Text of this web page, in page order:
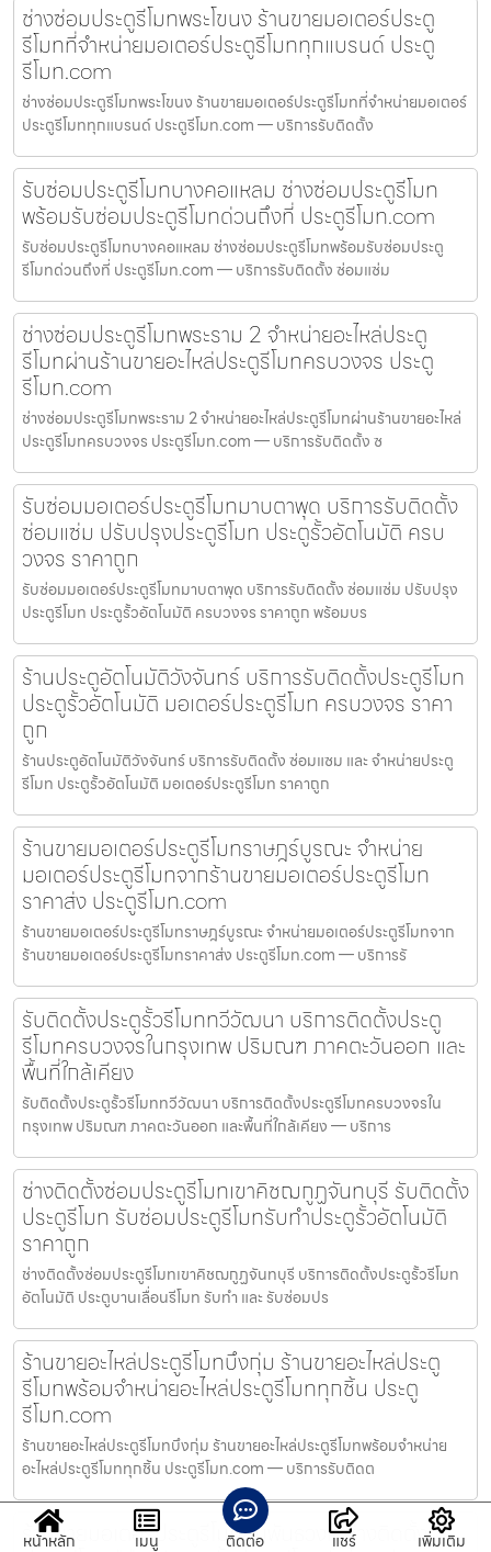
ช่างซ่อมประตูรีโมทพระโขนง ร้านขายมอเตอร์ประตู
รีโมทที่จำหน่ายมอเตอร์ประตูรีโมททุกแบรนด์ ประตู
รีโมท.com
ช่างซ่อมประตูรีโมทพระโขนง ร้านขายมอเตอร์ประตูรีโมทที่จำหน่ายมอเตอร์
ประตูรีโมททุกแบรนด์ ประตูรีโมท.com — บริการรับติดตั้ง
รับซ่อมประตูรีโมทบางคอแหลม ช่างซ่อมประตูรีโมท
พร้อมรับซ่อมประตูรีโมทด่วนถึงที่ ประตูรีโมท.com
รับซ่อมประตูรีโมทบางคอแหลม ช่างซ่อมประตูรีโมทพร้อมรับซ่อมประตู
รีโมทด่วนถึงที่ ประตูรีโมท.com — บริการรับติดตั้ง ซ่อมแซ่ม
ช่างซ่อมประตูรีโมทพระราม 2 จำหน่ายอะไหล่ประตู
รีโมทผ่านร้านขายอะไหล่ประตูรีโมทครบวงจร ประตู
รีโมท.com
ช่างซ่อมประตูรีโมทพระราม 2 จำหน่ายอะไหล่ประตูรีโมทผ่านร้านขายอะไหล่
ประตูรีโมทครบวงจร ประตูรีโมท.com — บริการรับติดตั้ง ซ
รับซ่อมมอเตอร์ประตูรีโมทมาบตาพุด บริการรับติดตั้ง
ซ่อมแซ่ม ปรับปรุงประตูรีโมท ประตูรั้วอัตโนมัติ ครบ
วงจร ราคาถูก
รับซ่อมมอเตอร์ประตูรีโมทมาบตาพุด บริการรับติดตั้ง ซ่อมแซ่ม ปรับปรุง
ประตูรีโมท ประตูรั้วอัตโนมัติ ครบวงจร ราคาถูก พร้อมบร
ร้านประตูอัตโนมัติวังจันทร์ บริการรับติดตั้งประตูรีโมท
ประตูรั้วอัตโนมัติ มอเตอร์ประตูรีโมท ครบวงจร ราคา
ถูก
ร้านประตูอัตโนมัติวังจันทร์ บริการรับติดตั้ง ซ่อมแซม และ จำหน่ายประตู
รีโมท ประตูรั้วอัตโนมัติ มอเตอร์ประตูรีโมท ราคาถูก
ร้านขายมอเตอร์ประตูรีโมทราษฎร์บูรณะ จำหน่าย
มอเตอร์ประตูรีโมทจากร้านขายมอเตอร์ประตูรีโมท
ราคาส่ง ประตูรีโมท.com
ร้านขายมอเตอร์ประตูรีโมทราษฎร์บูรณะ จำหน่ายมอเตอร์ประตูรีโมทจาก
ร้านขายมอเตอร์ประตูรีโมทราคาส่ง ประตูรีโมท.com — บริการรั
รับติดตั้งประตูรั้วรีโมททวีวัฒนา บริการติดตั้งประตู
รีโมทครบวงจรในกรุงเทพ ปริมณฑ ภาคตะวันออก และ
พื้นที่ใกล้เคียง
รับติดตั้งประตูรั้วรีโมททวีวัฒนา บริการติดตั้งประตูรีโมทครบวงจรใน
กรุงเทพ ปริมณฑ ภาคตะวันออก และพื้นที่ใกล้เคียง — บริการ
ช่างติดตั้งซ่อมประตูรีโมทเขาคิชฌกูฏจันทบุรี รับติดตั้ง
ประตูรีโมท รับซ่อมประตูรีโมทรับทำประตูรั้วอัตโนมัติ
ราคาถูก
ช่างติดตั้งซ่อมประตูรีโมทเขาคิชฌกูฏจันทบุรี บริการติดตั้งประตูรั้วรีโมท
อัตโนมัติ ประตูบานเลื่อนรีโมท รับทำ และ รับซ่อมปร
ร้านขายอะไหล่ประตูรีโมทบึงกุ่ม ร้านขายอะไหล่ประตู
รีโมทพร้อมจำหน่ายอะไหล่ประตูรีโมททุกชิ้น ประตู
รีโมท.com
ร้านขายอะไหล่ประตูรีโมทบึงกุ่ม ร้านขายอะไหล่ประตูรีโมทพร้อมจำหน่าย
อะไหล่ประตูรีโมททุกชิ้น ประตูรีโมท.com — บริการรับติดต
ร้านขายมอเตอร์ประตูรีโมทสัมพันธวงศ์ ช่างติดตั้ง
หน้าหลัก เมนู ติดต่อ แชร์ เพิ่มเติม